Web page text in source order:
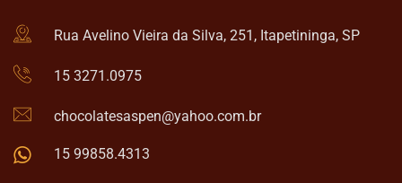
Rua Avelino Vieira da Silva, 251, Itapetininga, SP
15 3271.0975
chocolatesaspen@yahoo.com.br
15 99858.4313